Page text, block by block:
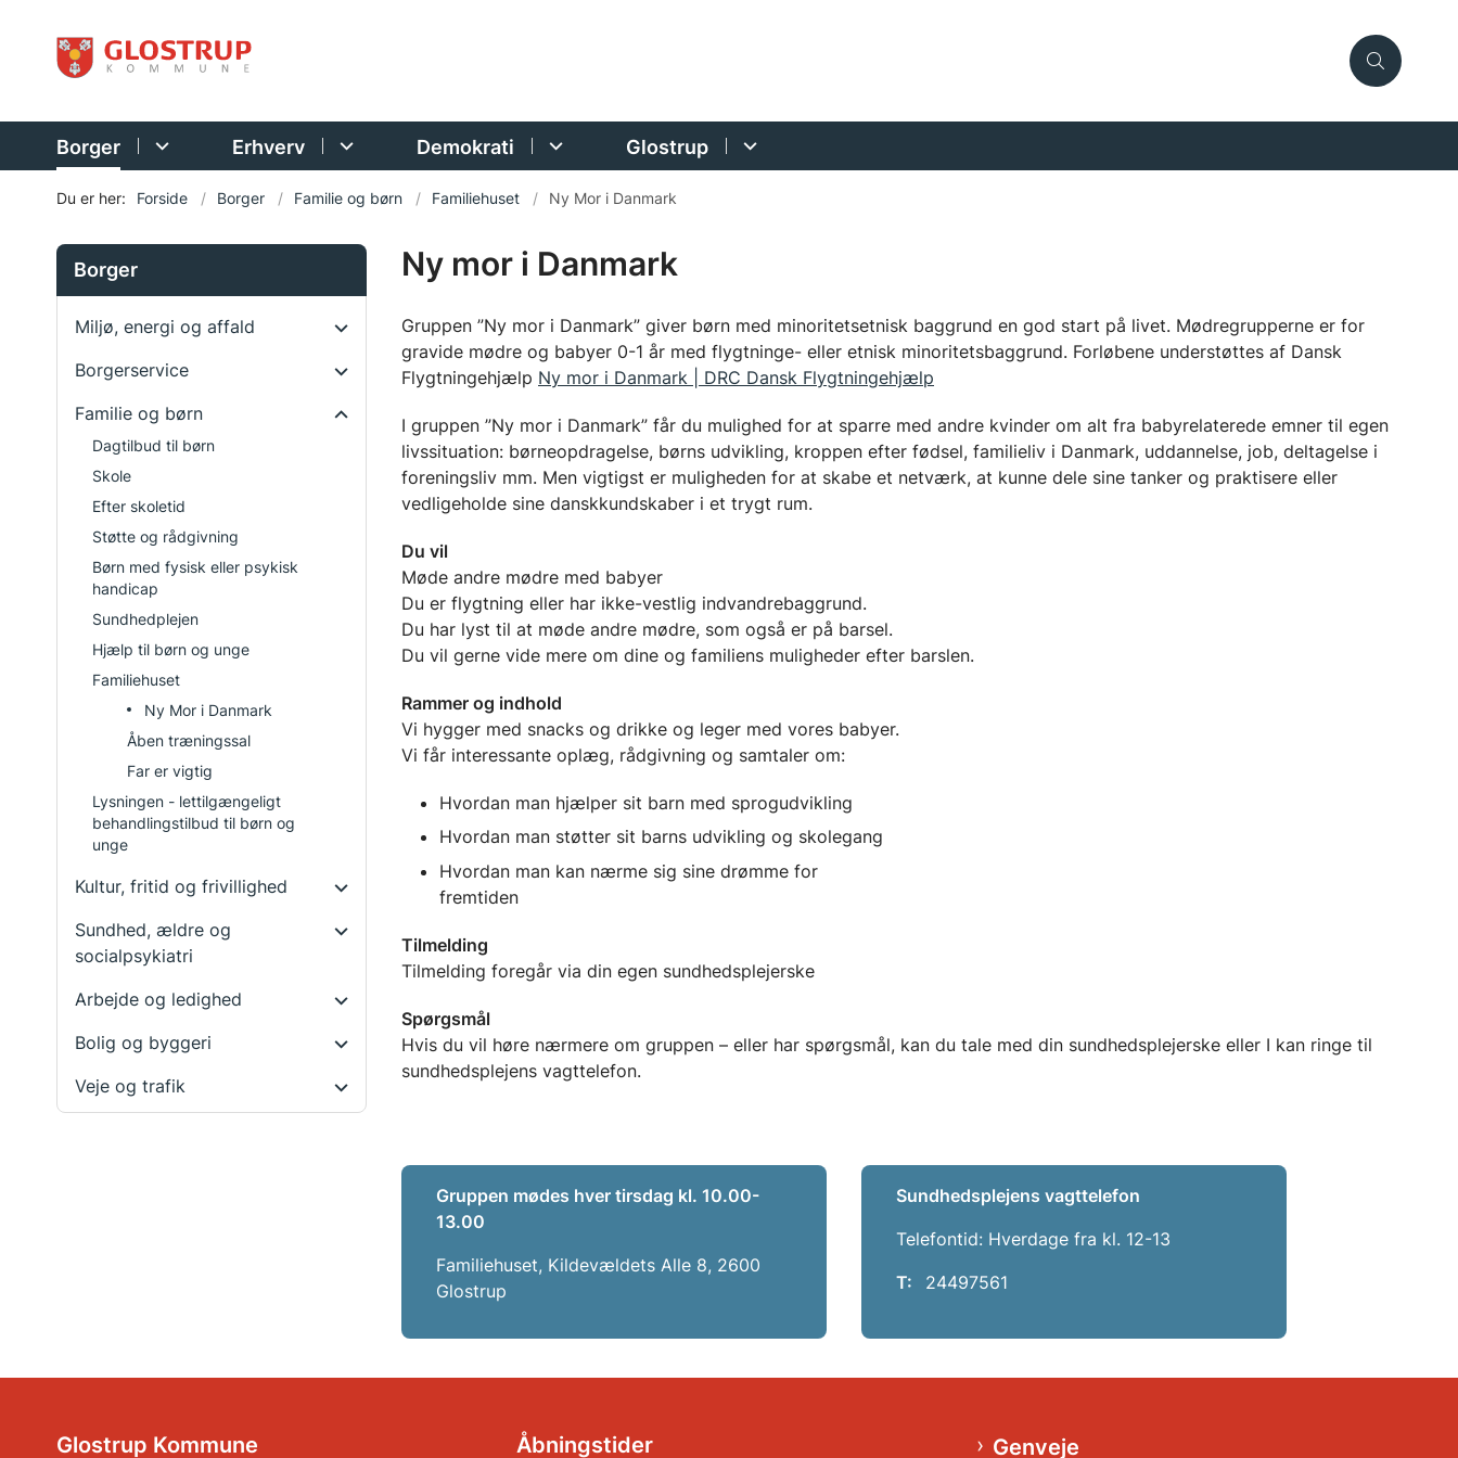
Borger Erhverv Demokrati Glostrup
Du er her: Forside Borger Familie og børn Familiehuset Ny Mor i Danmark
Borger
Miljø, energi og affald
Borgerservice
Familie og børn
Dagtilbud til børn
Skole
Efter skoletid
Støtte og rådgivning
Børn med fysisk eller psykisk
handicap
Sundhedplejen
Hjælp til børn og unge
Familiehuset
Ny Mor i Danmark
Åben træningssal
Far er vigtig
Lysningen - lettilgængeligt
behandlingstilbud til børn og
unge
Kultur, fritid og frivillighed
Sundhed, ældre og
socialpsykiatri
Arbejde og ledighed
Bolig og byggeri
Veje og trafik
Ny mor i Danmark
Gruppen ”Ny mor i Danmark” giver børn med minoritetsetnisk baggrund en god start på livet. Mødregrupperne er for
gravide mødre og babyer 0-1 år med flygtninge- eller etnisk minoritetsbaggrund. Forløbene understøttes af Dansk
Flygtningehjælp Ny mor i Danmark | DRC Dansk Flygtningehjælp
I gruppen ”Ny mor i Danmark” får du mulighed for at sparre med andre kvinder om alt fra babyrelaterede emner til egen
livssituation: børneopdragelse, børns udvikling, kroppen efter fødsel, familieliv i Danmark, uddannelse, job, deltagelse i
foreningsliv mm. Men vigtigst er muligheden for at skabe et netværk, at kunne dele sine tanker og praktisere eller
vedligeholde sine danskkundskaber i et trygt rum.
Du vil
Møde andre mødre med babyer
Du er flygtning eller har ikke-vestlig indvandrebaggrund.
Du har lyst til at møde andre mødre, som også er på barsel.
Du vil gerne vide mere om dine og familiens muligheder efter barslen.
Rammer og indhold
Vi hygger med snacks og drikke og leger med vores babyer.
Vi får interessante oplæg, rådgivning og samtaler om:
Hvordan man hjælper sit barn med sprogudvikling
Hvordan man støtter sit barns udvikling og skolegang
Hvordan man kan nærme sig sine drømme for
fremtiden
Tilmelding
Tilmelding foregår via din egen sundhedsplejerske
Spørgsmål
Hvis du vil høre nærmere om gruppen – eller har spørgsmål, kan du tale med din sundhedsplejerske eller I kan ringe til
sundhedsplejens vagttelefon.
Gruppen mødes hver tirsdag kl. 10.00-
13.00
Familiehuset, Kildevældets Alle 8, 2600
Glostrup
Sundhedsplejens vagttelefon
Telefontid: Hverdage fra kl. 12-13
T:
24497561
Glostrup Kommune Åbningstider Genveje